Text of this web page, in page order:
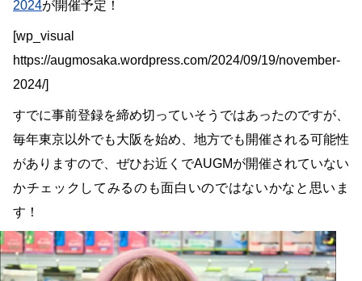
2024が開催予定！
[wp_visual
https://augmosaka.wordpress.com/2024/09/19/november-
2024/]
すでに事前登録を締め切っていそうではあったのですが、
毎年東京以外でも大阪を始め、地方でも開催される可能性
がありますので、ぜひお近くでAUGMが開催されていない
かチェックしてみるのも面白いのではないかなと思いま
す！